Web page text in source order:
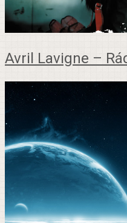
Avril Lavigne –